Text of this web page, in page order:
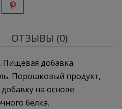
ОТЗЫВЫ (0)
Пищевая добавка.
Порошковый продукт,
на основе
белка.